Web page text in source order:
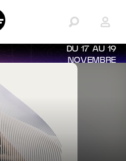
DU 17 AU 19
NOVEMBRE